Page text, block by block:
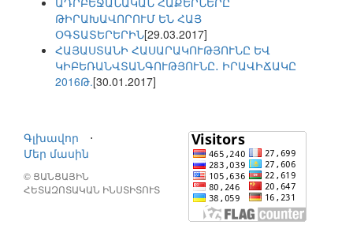
ԹԻՐԱԽԱՎՈՐՈՒՄ ԵՆ ՀԱՅ
ՕԳՏԱՏԵՐԵՐԻՆ[29.03.2017]
ՀԱՅԱՍՏԱՆԻ ՀԱՍԱՐԱԿՈՒԹՅՈՒՆԸ ԵՎ
ԿԻԲԵՌԱՆՎՏԱՆԳՈՒԹՅՈՒՆԸ․ ԻՐԱՎԻՃԱԿԸ
2016Թ.[30.01.2017]
Գլխավոր
⋅
Մեր մասին
© ՑԱՆՑԱՅԻՆ
ՀԵՏԱԶՈՏԱԿԱՆ ԻՆՍՏԻՏՈՒՏ